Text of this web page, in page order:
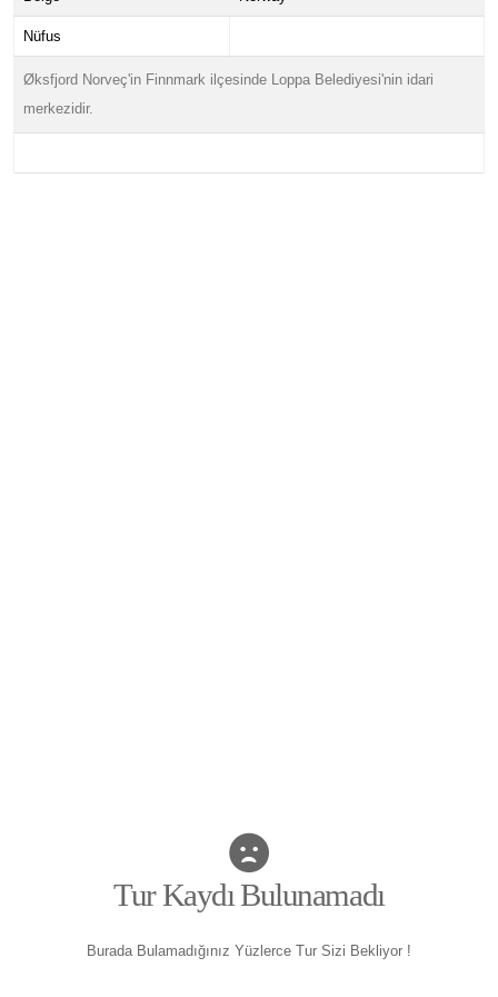
Nüfus
Øksfjord Norveç'in Finnmark ilçesinde Loppa Belediyesi'nin idari
merkezidir.
Tur Kaydı Bulunamadı
Burada Bulamadığınız Yüzlerce Tur Sizi Bekliyor !